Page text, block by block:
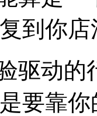
到你
驱动的
要靠